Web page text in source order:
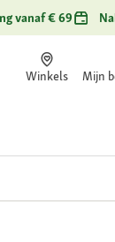
vanaf € 69
Winkels Mijn